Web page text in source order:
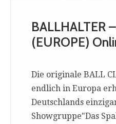
BALLHALTER
(EUROPE)
Die originale BALL
endlich in Europa
Deutschlands
Showgruppe"Das